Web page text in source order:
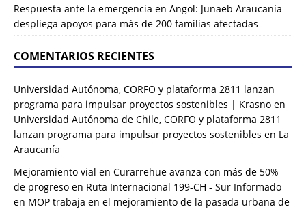
Respuesta ante la emergencia en Angol: Junaeb Araucanía
despliega apoyos para más de 200 familias afectadas
COMENTARIOS RECIENTES
Universidad Autónoma, CORFO y plataforma 2811 lanzan
programa para impulsar proyectos sostenibles | Krasno en
Universidad Autónoma de Chile, CORFO y plataforma 2811
lanzan programa para impulsar proyectos sostenibles en La
Araucanía
Mejoramiento vial en Curarrehue avanza con más de 50%
de progreso en Ruta Internacional 199-CH - Sur Informado
en MOP trabaja en el mejoramiento de la pasada urbana de